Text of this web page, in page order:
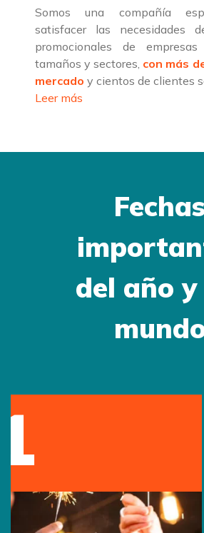
Somos una compañía
satisfacer las necesidades
promocionales de
tamaños y sectores, con más
mercado y cientos de clientes
Leer más
Fechas
del año y